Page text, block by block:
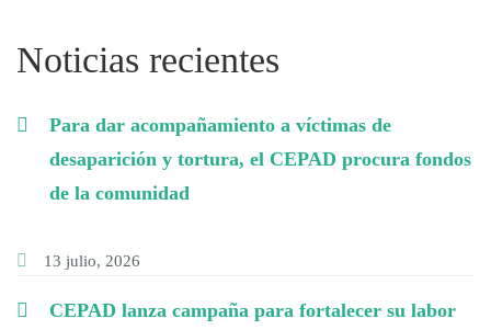
Noticias recientes
Para dar acompañamiento a víctimas de
desaparición y tortura, el CEPAD procura fondos
de la comunidad
13 julio, 2026
CEPAD lanza campaña para fortalecer su labor